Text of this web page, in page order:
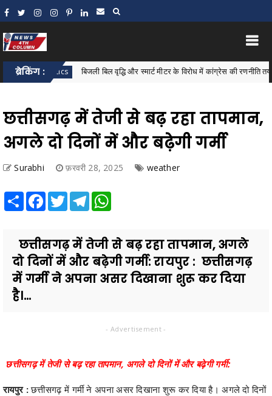
ब्रेकिंग :
Politics बिजली बिल वृद्धि और स्मार्ट मीटर के विरोध में कांग्रेस की रणनीति तय,
छत्तीसगढ़ में तेजी से बढ़ रहा तापमान,
अगले दो दिनों में और बढ़ेगी गर्मी
Surabhi फ़रवरी 28, 2025 weather
Share Facebook
TwitterTelegram
छत्तीसगढ़ में तेजी से बढ़ रहा तापमान, अगले
दो दिनों में और बढ़ेगी गर्मी: रायपुर : छत्तीसगढ़
में गर्मी ने अपना असर दिखाना शुरू कर दिया
है।...
- Advertisement -
छत्तीसगढ़ में तेजी से बढ़ रहा तापमान, अगले दो दिनों में और बढ़ेगी गर्मी:
रायपुर :छत्तीसगढ़ में गर्मी ने अपना असर दिखाना शुरू कर दिया है। अगले दो दिनों